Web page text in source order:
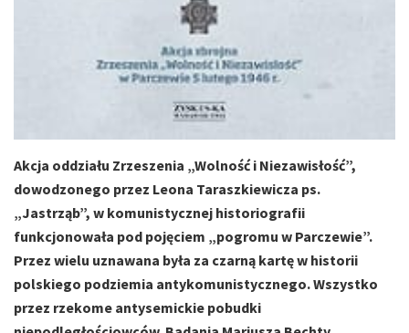
Akcja oddziału Zrzeszenia „Wolność i Niezawisłość”,
dowodzonego przez Leona Taraszkiewicza ps.
„Jastrząb”, w komunistycznej historiografii
funkcjonowała pod pojęciem „pogromu w Parczewie”.
Przez wielu uznawana była za czarną kartę w historii
polskiego podziemia antykomunistycznego. Wszystko
przez rzekome antysemickie pobudki